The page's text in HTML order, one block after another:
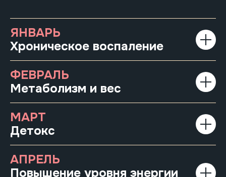
ЯНВАРЬ
Хроническое воспаление
ФЕВРАЛЬ
Метаболизм и вес
МАРТ
Детокс
АПРЕЛЬ
Повышение уровня энергии